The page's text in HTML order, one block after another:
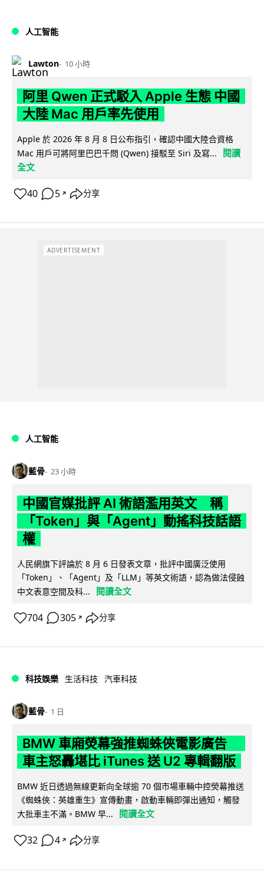
人工智能
Lawton 10 小時
阿里 Qwen 正式駁入 Apple 生態 中國
大陸 Mac 用戶率先使用
Apple 於 2026 年 8 月 8 日公布指引，確認中國大陸合資格
Mac 用戶可將阿里巴巴千問 (Qwen) 接駁至 Siri 及寫...
閱讀
全文
40 5 ↗ 分享
ADVERTISEMENT
人工智能
藍骨 23 小時
中國官媒批評 AI 術語濫用英文 稱
「Token」與「Agent」動搖科技話語
權
人民網旗下評論於 8 月 6 日發表文章，批評中國廣泛使用
「Token」、「Agent」及「LLM」等英文術語，認為做法侵蝕
中文表意空間及科...
閱讀全文
704 305 ↗ 分享
科技娛樂 生活科技 汽車科技
藍骨 1 日
BMW 車廂熒幕強推蜘蛛俠電影廣告
車主怒轟堪比 iTunes 送 U2 專輯翻版
BMW 近日透過無線更新向全球逾 70 個市場車輛中控熒幕推送
《蜘蛛俠：英雄重生》宣傳動畫，啟動車輛即彈出通知，觸發
大批車主不滿。BMW 早...
閱讀全文
32 4 ↗ 分享